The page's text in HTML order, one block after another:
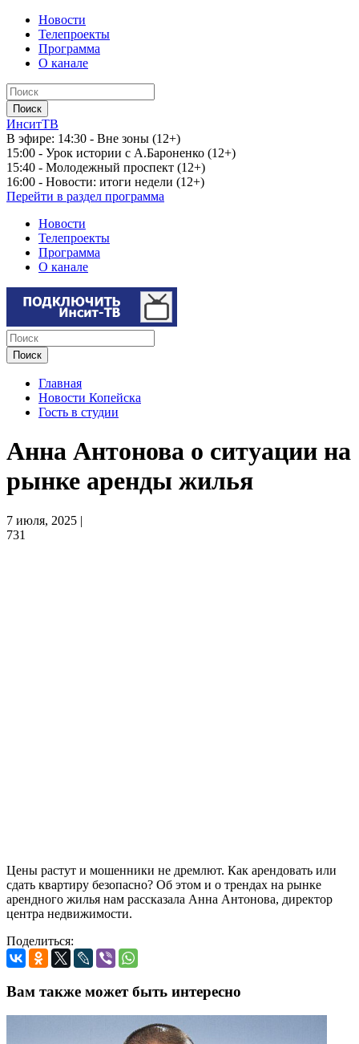
Новости
Телепроекты
Программа
О канале
ИнситТВ
В эфире: 14:30 - Вне зоны (12+)
15:00 - Урок истории с А.Бароненко (12+)
15:40 - Молодежный проспект (12+)
16:00 - Новости: итоги недели (12+)
Перейти в раздел программа
Новости
Телепроекты
Программа
О канале
Главная
Новости Копейска
Гость в студии
Анна Антонова о ситуации на
рынке аренды жилья
7 июля, 2025 |
731
Цены растут и мошенники не дремлют. Как арендовать или
сдать квартиру безопасно? Об этом и о трендах на рынке
арендного жилья нам рассказала Анна Антонова, директор
центра недвижимости.
Поделиться:
Вам также может быть интересно